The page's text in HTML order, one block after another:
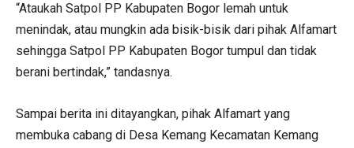
“Ataukah Satpol PP Kabupaten Bogor lemah untuk
menindak, atau mungkin ada bisik-bisik dari pihak Alfamart
sehingga Satpol PP Kabupaten Bogor tumpul dan tidak
berani bertindak,” tandasnya.
Sampai berita ini ditayangkan, pihak Alfamart yang
membuka cabang di Desa Kemang Kecamatan Kemang